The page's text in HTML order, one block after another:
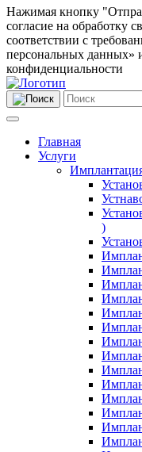
Нажимая кнопку
согласие на обработку
соответствии с
персональных данных»
конфиденциальности
Главная
Услуги
)